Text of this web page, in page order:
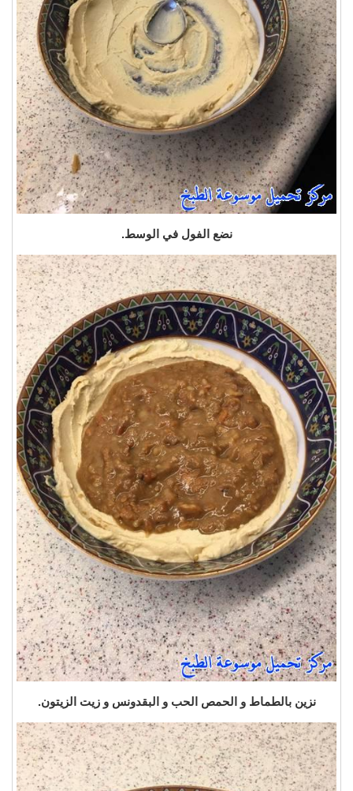
نضع الفول في الوسط.
نزين بالطماط و الحمص الحب و البقدونس و زيت الزيتون.